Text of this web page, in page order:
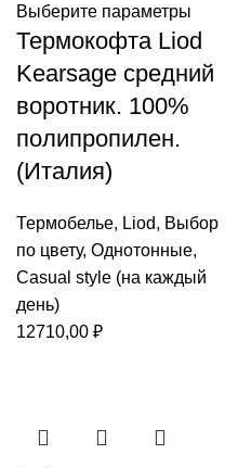
Выберите параметры
Термокофта Liod
Kearsage средний
воротник. 100%
полипропилен.
(Италия)
Термобелье, Liod, Выбор
по цвету, Однотонные,
Casual style (на каждый
день)
12710,00 ₽